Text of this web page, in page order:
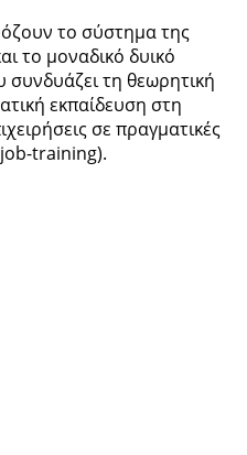
το σύστημα της
το μοναδικό δυικό
τη θεωρητική
εκπαίδευση στη
σε πραγματικές
training).